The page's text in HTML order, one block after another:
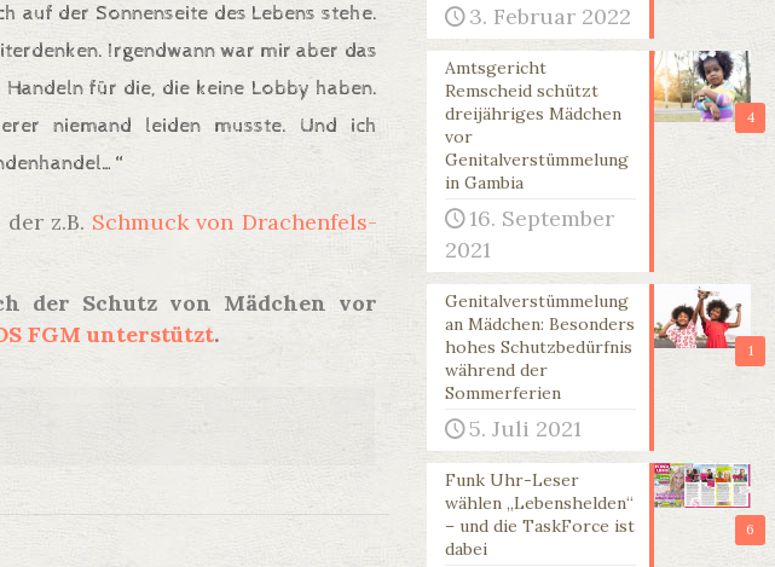
auf der Sonnenseite des Lebens stehe.
Irgendwann war mir aber das
für die, die keine Lobby haben.
niemand leiden musste. Und ich
z.B. Schmuck von Drachenfels-
der Schutz von Mädchen vor
FGM unterstützt.
3. Februar 2022
4
Amtsgericht
Remscheid schützt
dreijähriges Mädchen
vor
Genitalverstümmelung
in Gambia
16. September
2021
1
Genitalverstümmelung
an Mädchen: Besonders
hohes Schutzbedürfnis
während der
Sommerferien
5. Juli 2021
6
Funk Uhr-Leser
wählen „Lebenshelden“
– und die TaskForce ist
dabei